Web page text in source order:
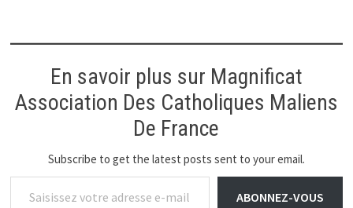
En savoir plus sur Magnificat
Association Des Catholiques Maliens
De France
Subscribe to get the latest posts sent to your email.
Saisissez votre adresse e-mail…
ABONNEZ-VOUS